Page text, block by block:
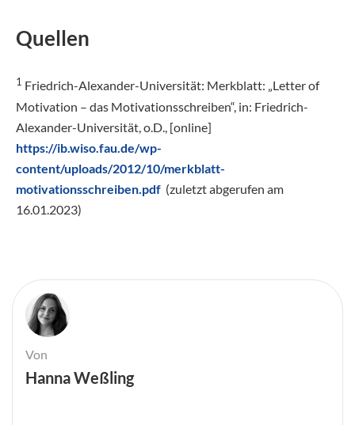
Quellen
1 Friedrich-Alexander-Universität: Merkblatt: „Letter of
Motivation – das Motivationsschreiben“, in: Friedrich-
Alexander-Universität, o.D., [online]
https://ib.wiso.fau.de/wp-
content/uploads/2012/10/merkblatt-
motivationsschreiben.pdf (zuletzt abgerufen am
16.01.2023)
Von
Hanna Weßling